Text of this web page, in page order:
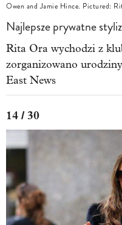
Owen and Jamie Hince. Pictured:
Najlepsze prywatne
Rita Ora wychodzi z
zorganizowano
East News
14 / 30